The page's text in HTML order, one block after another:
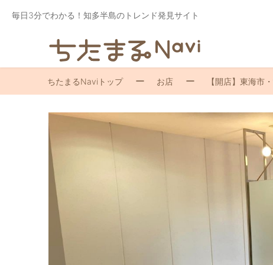
毎日3分でわかる！知多半島のトレンド発見サイト
ちたまるNaviトップ お店 【開店】東海市